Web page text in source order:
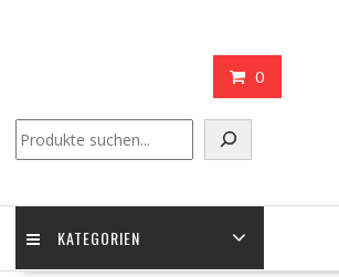
0
KATEGORIEN